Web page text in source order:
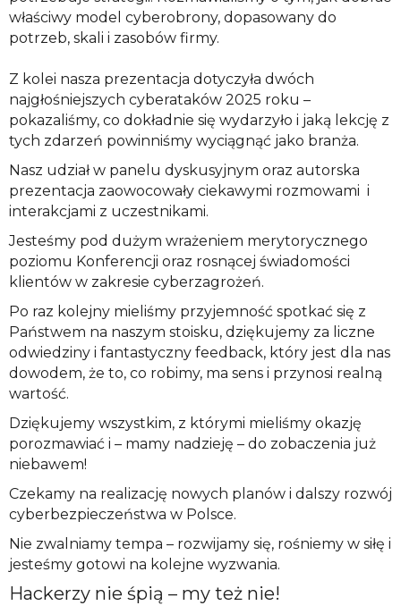
właściwy model cyberobrony, dopasowany do
potrzeb, skali i zasobów firmy.
Z kolei nasza prezentacja dotyczyła dwóch
najgłośniejszych cyberataków 2025 roku –
pokazaliśmy, co dokładnie się wydarzyło i jaką lekcję z
tych zdarzeń powinniśmy wyciągnąć jako branża.
Nasz udział w panelu dyskusyjnym oraz autorska
prezentacja zaowocowały ciekawymi rozmowami i
interakcjami z uczestnikami.
Jesteśmy pod dużym wrażeniem merytorycznego
poziomu Konferencji oraz rosnącej świadomości
klientów w zakresie cyberzagrożeń.
Po raz kolejny mieliśmy przyjemność spotkać się z
Państwem na naszym stoisku, dziękujemy za liczne
odwiedziny i fantastyczny feedback, który jest dla nas
dowodem, że to, co robimy, ma sens i przynosi realną
wartość.
Dziękujemy wszystkim, z którymi mieliśmy okazję
porozmawiać i – mamy nadzieję – do zobaczenia już
niebawem!
Czekamy na realizację nowych planów i dalszy rozwój
cyberbezpieczeństwa w Polsce.
Nie zwalniamy tempa – rozwijamy się, rośniemy w siłę i
jesteśmy gotowi na kolejne wyzwania.
Hackerzy nie śpią – my też nie!